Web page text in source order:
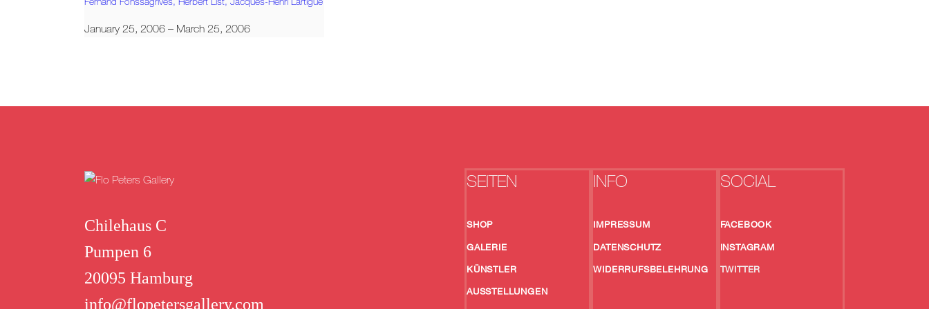
January 25, 2006 – March 25, 2006
Chilehaus C
Pumpen 6
20095 Hamburg
info@flopetersgallery.com
SEITEN
SHOP
GALERIE
KÜNSTLER
AUSSTELLUNGEN
INFO
IMPRESSUM
DATENSCHUTZ
WIDERRUFSBELEHRUNG
SOCIAL
FACEBOOK
INSTAGRAM
TWITTER